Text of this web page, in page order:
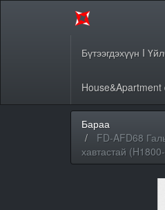
Бүтээгдэхүүн I
House&Apartment
Бараа
FD-AFD68
хавтастай